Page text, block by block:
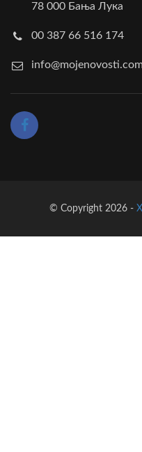
78 000 Бања Лука
00 387 66 516 174
info@mojenovosti.com
© Copyright 2026 -